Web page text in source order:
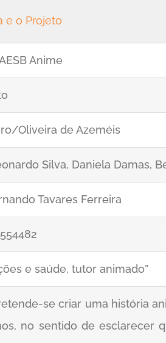
e o Projeto
Anime
Oliveira de Azeméis
Silva, Daniela Damas,
Tavares Ferreira
e saúde, tutor animado”
se criar uma história
no sentido de esclarecer